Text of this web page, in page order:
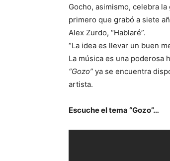
Gocho, asimismo, celebra
primero que grabó a siete
Alex Zurdo, “Hablaré”.
“La idea es llevar un buen
La música es una poderosa
“Gozo” ya se encuentra
artista.
Escuche el tema “Gozo”…